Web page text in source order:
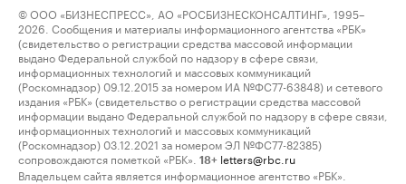
© ООО «БИЗНЕСПРЕСС», АО «РОСБИЗНЕСКОНСАЛТИНГ», 1995–
2026. Сообщения и материалы информационного агентства «РБК»
(свидетельство о регистрации средства массовой информации
выдано Федеральной службой по надзору в сфере связи,
информационных технологий и массовых коммуникаций
(Роскомнадзор) 09.12.2015 за номером ИА №ФС77-63848) и сетевого
издания «РБК» (свидетельство о регистрации средства массовой
информации выдано Федеральной службой по надзору в сфере связи,
информационных технологий и массовых коммуникаций
(Роскомнадзор) 03.12.2021 за номером ЭЛ №ФС77-82385)
сопровождаются пометкой «РБК».
18+ letters@rbc.ru
Владельцем сайта является информационное агентство «РБК».